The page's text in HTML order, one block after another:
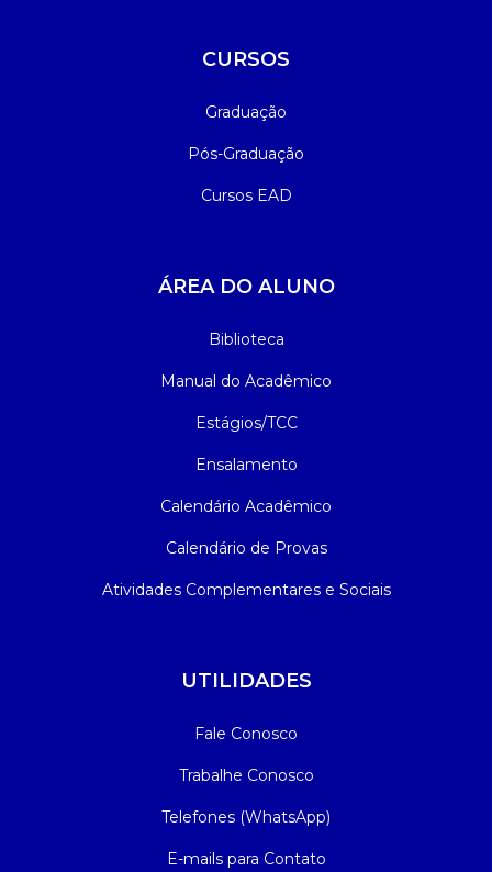
CURSOS
Graduação
Pós-Graduação
Cursos EAD
ÁREA DO ALUNO
Biblioteca
Manual do Acadêmico
Estágios/TCC
Ensalamento
Calendário Acadêmico
Calendário de Provas
Atividades Complementares e Sociais
UTILIDADES
Fale Conosco
Trabalhe Conosco
Telefones (WhatsApp)
E-mails para Contato